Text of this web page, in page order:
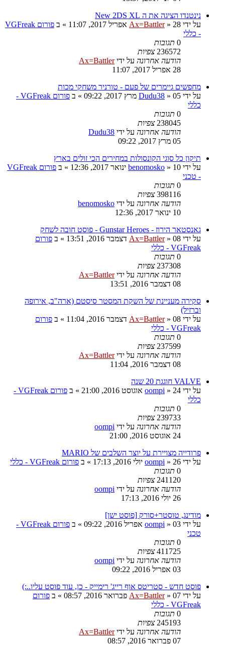
נינטנדו הציגה את ה New 2DS XL
על ידי
Ax=Battler» 28 אפריל 2017, 11:07 » ב
פורום VGFreak
- כללי
0 תגובות
236572 צפיות
הודעה אחרונה על ידיAx=Battler
28 אפריל 2017, 11:07
מחפשים גיימרים של פעם - טורניר משחקי מכות
על ידי
Dudu38 » 05 מרץ 2017, 09:22 » ב
פורום VGFreak -
כללי
0 תגובות
238045 צפיות
הודעה אחרונה על ידי Dudu38
05 מרץ 2017, 09:22
תיקון כל סוגי הקונסולות במחירים הכי זולים בארץ
על ידי
benomosko » 10 ינואר 2017, 12:36 » ב
פורום VGFreak
- טכני
0 תגובות
398116 צפיות
הודעה אחרונה על ידי benomosko
10 ינואר 2017, 12:36
גאנסטאר הירוז - Gunstar Heroes - פוסט חובה לשחק
על ידי
Ax=Battler» 08 דצמבר 2016, 13:51 » ב פורום
VGFreak - כללי
0 תגובות
237308 צפיות
הודעה אחרונה על ידיAx=Battler
08 דצמבר 2016, 13:51
סקירה מעניינת של השקת המסטר סיסטם (ארה"ב, אירופה
וברזיל)
על ידי
Ax=Battler» 08 דצמבר 2016, 11:04 » ב פורום
VGFreak - כללי
0 תגובות
237599 צפיות
הודעה אחרונה על ידיAx=Battler
08 דצמבר 2016, 11:04
VALVE חוגגת 20 שנה
על ידי
oompi » 24 אוגוסט 2016, 21:00 » ב
פורום VGFreak -
כללי
0 תגובות
239733 צפיות
הודעה אחרונה על ידי oompi
24 אוגוסט 2016, 21:00
פרודייה מצויירת על יוצר השלבים של MARIO
על ידי
oompi » 26 יולי 2016, 17:13 » ב פורום VGFreak - כללי
0 תגובות
241120 צפיות
הודעה אחרונה על ידי oompi
26 יולי 2016, 17:13
מודינג, טוסטר+סורק [פוסט ישן]
על ידי
oompi » 03 אפריל 2016, 09:22 » ב
פורום VGFreak -
טכני
0 תגובות
411725 צפיות
הודעה אחרונה על ידי oompi
03 אפריל 2016, 09:22
פוסט חדש - סטריטס אוף רייג' רימייק - כן, עוד פוסט עליו..:)
על ידי
Ax=Battler» 07 פברואר 2016, 08:57 » ב פורום
VGFreak - כללי
0 תגובות
245193 צפיות
הודעה אחרונה על ידיAx=Battler
07 פברואר 2016, 08:57